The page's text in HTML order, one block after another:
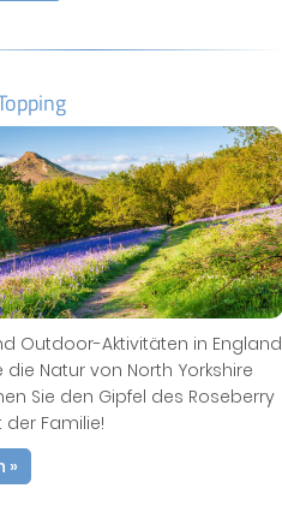
Outdoor-Aktivitäten in England
die Natur von North Yorkshire
Sie den Gipfel des Roseberry
Familie!
»